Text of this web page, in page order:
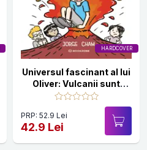
HARDCOVER
Universul fascinant al lui
Oliver: Vulcanii sunt
grozavi!
PRP: 52.9 Lei
42.9 Lei